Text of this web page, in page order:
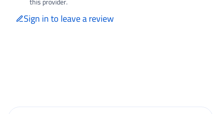
Sign in to leave a review